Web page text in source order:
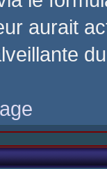
aurait